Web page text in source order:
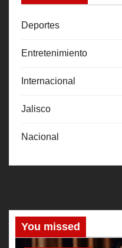
Deportes
Entretenimiento
Internacional
Jalisco
Nacional
You missed